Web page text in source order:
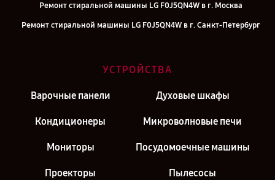
Ремонт стиральной машины LG F0J5QN4W в г. Москва
Ремонт стиральной машины LG F0J5QN4W в г. Санкт-Петербург
УСТРОЙСТВА
Варочные панели Духовые шкафы
Кондиционеры Микроволновые печи
Мониторы Посудомоечные машины
Проекторы Пылесосы